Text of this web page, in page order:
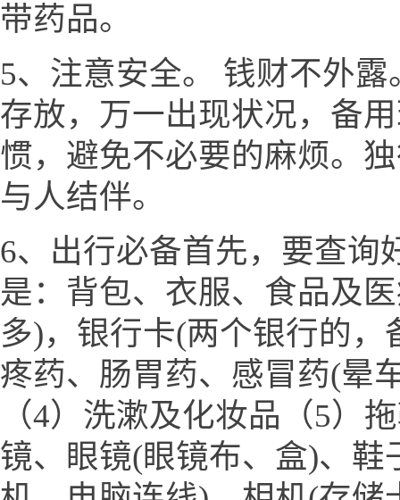
带药品。
5、注意安全。 钱财不外
存放，万一出现状况，备
惯，避免不必要的麻烦。
与人结伴。
6、出行必备首先，要查询
是：背包、衣服、食品及
多)，银行卡(两个银行的
疼药、肠胃药、感冒药(晕
（4）洗漱及化妆品（5）
镜、眼镜(眼镜布、盒)、